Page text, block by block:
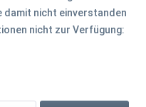
Dieser Artikel
Benachrichtigen
damit nicht einverstanden
nicht zur Verfügung: